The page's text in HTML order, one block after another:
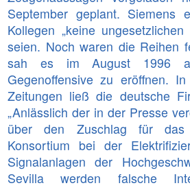
September geplant. Siemens
Kollegen „keine
seien. Noch waren die Reihen
sah es im August 1996
Gegenoffensive zu eröffnen.
Zeitungen ließ die deutsche
„Anlässlich der in der Presse
über den Zuschlag für das
Konsortium bei der
Signalanlagen der
Sevilla werden falsche